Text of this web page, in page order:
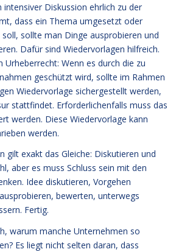
intensiver Diskussion ehrlich zu der
dass ein Thema umgesetzt oder
sollte man Dinge ausprobieren und
Dafür sind Wiedervorlagen hilfreich.
Urheberrecht: Wenn es durch die zu
geschützt wird, sollte im Rahmen
Wiedervorlage sichergestellt werden,
stattfindet. Erforderlichenfalls muss das
werden. Diese Wiedervorlage kann
werden.
gilt exakt das Gleiche: Diskutieren und
aber es muss Schluss sein mit den
Idee diskutieren, Vorgehen
bewerten, unterwegs
Fertig.
warum manche Unternehmen so
Es liegt nicht selten daran, dass